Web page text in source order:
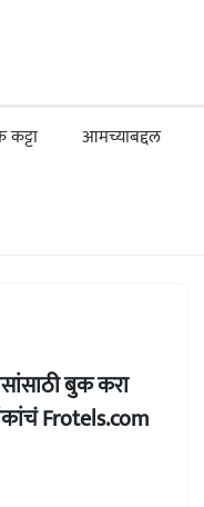
कट्टा आमच्याबद्दल
बुक करा
Frotels.com